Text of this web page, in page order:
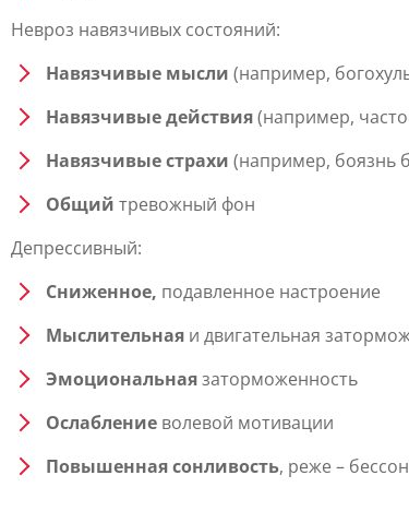
Невроз навязчивых состояний:
Навязчивые мысли (например,
Навязчивые действия(например,
Навязчивые страхи (например, боязнь
Общий тревожный фон
Депрессивный:
Сниженное, подавленное настроение
Мыслительная и двигательная
Эмоциональнаязаторможенность
Ослабление волевой мотивации
Повышенная сонливость, реже –